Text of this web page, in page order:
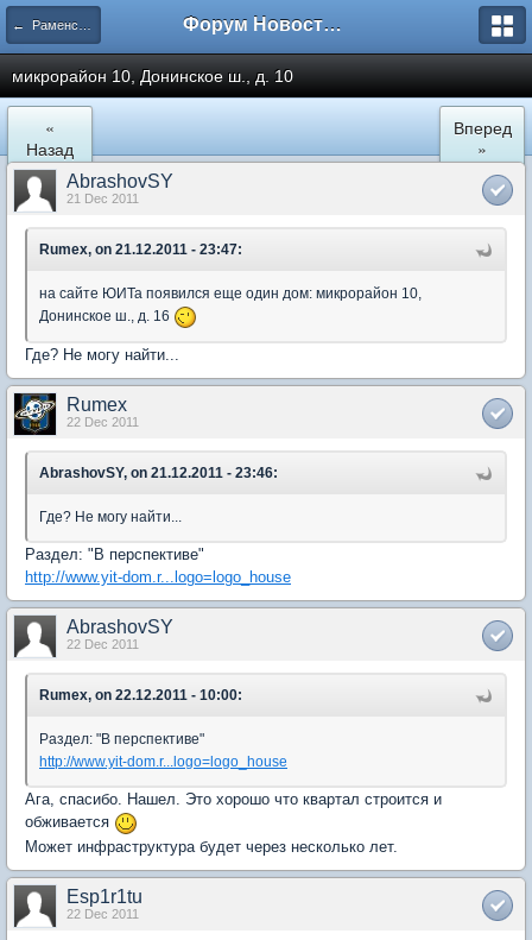
← Раменское Форум Новостройки
микрорайон 10, Донинское ш., д. 10
«
Назад
Вперед
»
AbrashovSY
21 Dec 2011
Rumex, on 21.12.2011 - 23:47:
на сайте ЮИТа появился еще один дом: микрорайон 10,
Донинское ш., д. 16
Где? Не могу найти...
Rumex
22 Dec 2011
AbrashovSY, on 21.12.2011 - 23:46:
Где? Не могу найти...
Раздел: "В перспективе"
http://www.yit-dom.r...logo=logo_house
AbrashovSY
22 Dec 2011
Rumex, on 22.12.2011 - 10:00:
Раздел: "В перспективе"
http://www.yit-dom.r...logo=logo_house
Ага, спасибо. Нашел. Это хорошо что квартал строится и
обживается
Может инфраструктура будет через несколько лет.
Esp1r1tu
22 Dec 2011